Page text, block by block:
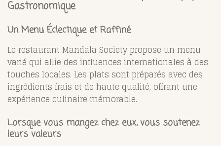
Gastronomique
Un Menu Éclectique et Raffiné
Le restaurant Mandala Society propose un menu
varié qui allie des influences internationales à des
touches locales. Les plats sont préparés avec des
ingrédients frais et de haute qualité, offrant une
expérience culinaire mémorable.
Lorsque vous mangez chez eux, vous soutenez
leurs valeurs